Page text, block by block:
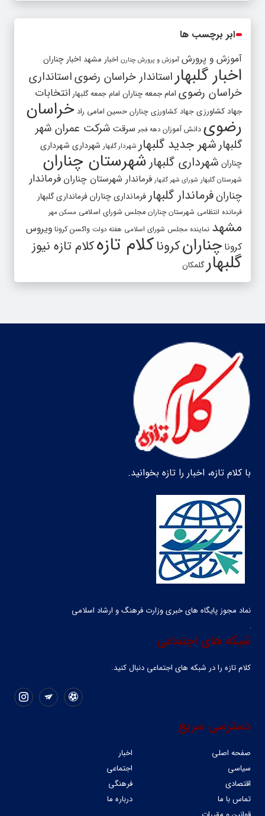
ابر برچسب ها
آموزش و پرورش آموزش و پرورش چنارن اخبار مشهد اخبار چناران
اخبار گلبهار استاندار خراسان رضویاستانداری
خراسان رضوی امام جمعه چناران امام جمعه گلبهار انتخابات
جهاد کشاورزی جهاد کشاورزی چناران حسین امامی راد خراسان
رضوی دانش آموزان دهه فجر سرقت شرکت عمران شهر
گلبهار شهر جدید گلبهار شهردار گلبهار شهرداری شهرداری
چناران شهرداری گلبهار شهرستان چناران
شهرستان گلبهار شورای شهر گلبهار فرماندار شهرستان چناران فرماندار
چنارانفرماندار گلبهار فرمانداری چناران فرمانداری گلبهار
فرمانده انتظامی شهرستان چناران مجلس شورای اسلامی مسکن مهر
مشهد نماینده مجلس شورای اسلامی هفته دولت واکسن کرونا ویروس
کرونا چنارانکروناکلام تازهکلام تازه نیوز
گلبهار گلمکان
با کلام تازه، اخبار را تازه بخوانید.
نماد مجوز پایگاه های خبری وزارت فرهنگ و ارشاد اسلامی
شبکه های اجتماعی
کلام تازه را در شبکه ‌های اجتماعی دنبال کنید.
دسترسی سریع
صفحه اصلی
اخبار
سیاسی
اجتماعی
اقتصادی
فرهنگی
تماس با ما
درباره ما